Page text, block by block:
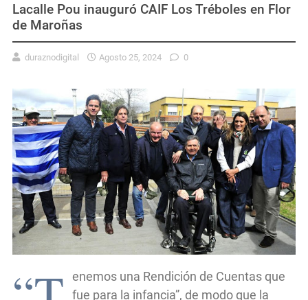
Lacalle Pou inauguró CAIF Los Tréboles en Flor
de Maroñas
duraznodigital Agosto 25, 2024 0
enemos una Rendición de Cuentas que
fue para la infancia”, de modo que la